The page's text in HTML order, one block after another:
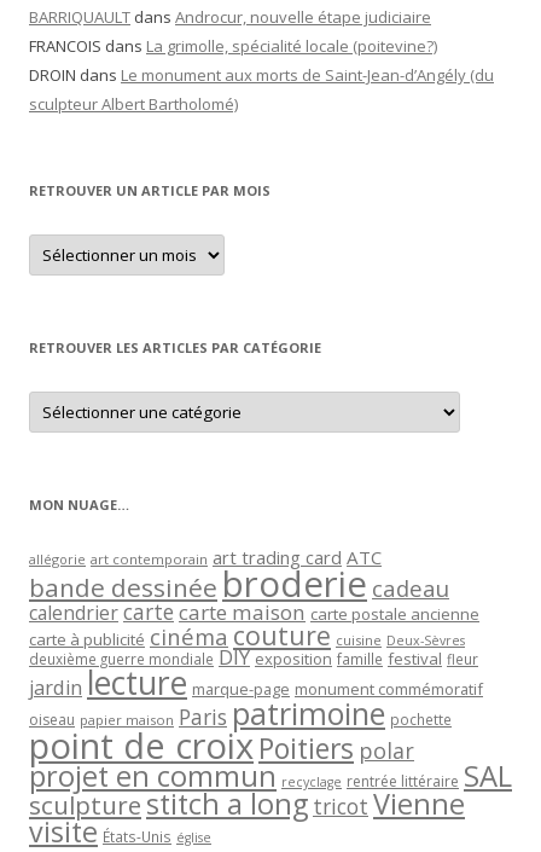
BARRIQUAULT dans Androcur, nouvelle étape judiciaire
FRANCOIS dans La grimolle, spécialité locale (poitevine?)
DROIN dans Le monument aux morts de Saint-Jean-d’Angély (du
sculpteur Albert Bartholomé)
RETROUVER UN ARTICLE PAR MOIS
Retrouver
un
article
RETROUVER LES ARTICLES PAR CATÉGORIE
Retrouver
les
articles
MON NUAGE…
allégorie art contemporain art trading card ATC
bande dessinée broderie cadeau
calendriercartecarte maison carte postale ancienne
carte à publicité cinéma couture cuisine Deux-Sèvres
deuxième guerre mondiale DIY exposition famille festival fleur
jardin lecture marque-page monument commémoratif
oiseau papier maison Paris patrimoine pochette
point de croixPoitiers polar
projet en commun recyclage rentrée littéraire SAL
sculpturestitch a long tricot Vienne
visite États-Unis église